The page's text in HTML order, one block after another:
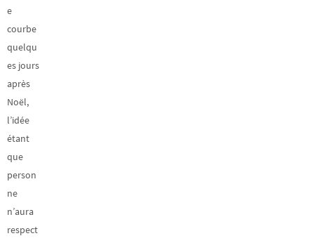
e
courbe
quelqu
es jours
après
Noël,
l’idée
étant
que
person
ne
n’aura
respect